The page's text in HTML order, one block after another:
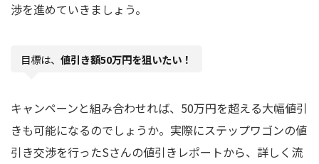
渉を進めていきましょう。
目標は、値引き額50万円を狙いたい！
キャンペーンと組み合わせれば、50万円を超える大幅値引
きも可能になるのでしょうか。実際にステップワゴンの値
引き交渉を行ったSさんの値引きレポートから、詳しく流